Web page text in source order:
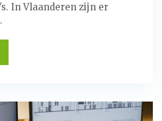
In Vlaanderen zijn er